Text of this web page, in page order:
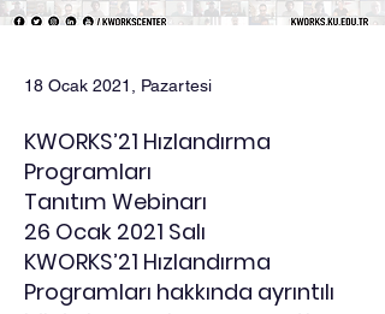
18 Ocak 2021, Pazartesi
KWORKS’21 Hızlandırma
Programları
Tanıtım Webinarı
26 Ocak 2021 Salı
KWORKS’21 Hızlandırma
Programları hakkında ayrıntılı